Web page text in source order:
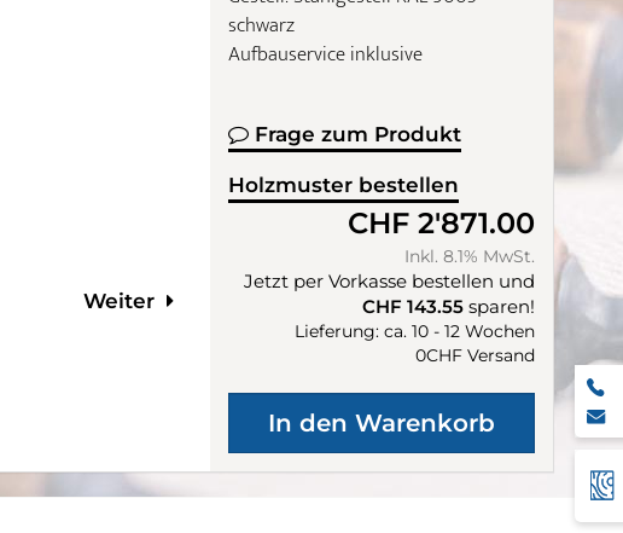
Weiter
schwarz
Aufbauservice inklusive
Frage zum Produkt
Holzmuster bestellen
CHF 2'871.00
Inkl. 8.1% MwSt.
Jetzt per Vorkasse bestellen und
CHF 143.55 sparen!
Lieferung: ca. 10 - 12 Wochen
0CHF Versand